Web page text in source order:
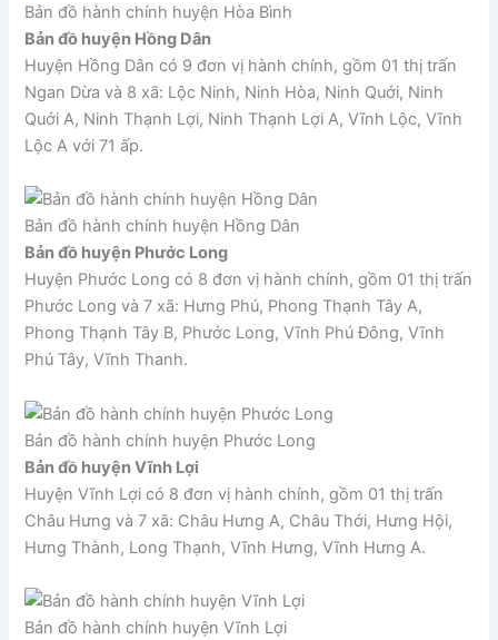
Bản đồ hành chính huyện Hòa Bình
Bản đồ huyện Hồng Dân
Huyện Hồng Dân có 9 đơn vị hành chính, gồm 01 thị trấn
Ngan Dừa và 8 xã: Lộc Ninh, Ninh Hòa, Ninh Quới, Ninh
Quới A, Ninh Thạnh Lợi, Ninh Thạnh Lợi A, Vĩnh Lộc, Vĩnh
Lộc A với 71 ấp.
Bản đồ hành chính huyện Hồng Dân
Bản đồ huyện Phước Long
Huyện Phước Long có 8 đơn vị hành chính, gồm 01 thị trấn
Phước Long và 7 xã: Hưng Phú, Phong Thạnh Tây A,
Phong Thạnh Tây B, Phước Long, Vĩnh Phú Đông, Vĩnh
Phú Tây, Vĩnh Thanh.
Bản đồ hành chính huyện Phước Long
Bản đồ huyện Vĩnh Lợi
Huyện Vĩnh Lợi có 8 đơn vị hành chính, gồm 01 thị trấn
Châu Hưng và 7 xã: Châu Hưng A, Châu Thới, Hưng Hội,
Hưng Thành, Long Thạnh, Vĩnh Hưng, Vĩnh Hưng A.
Bản đồ hành chính huyện Vĩnh Lợi